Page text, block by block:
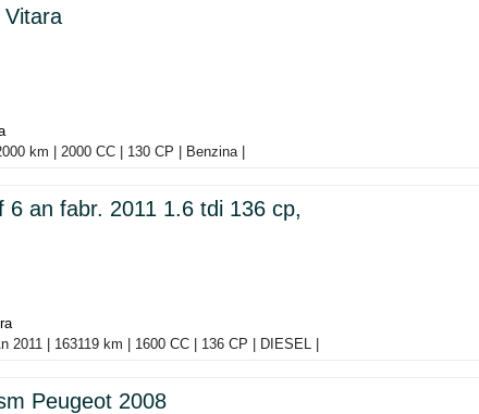
Vitara
km | 2000 CC | 130 CP | Benzina |
6 an fabr. 2011 1.6 tdi 136 cp,
2011 | 163119 km | 1600 CC | 136 CP | DIESEL |
Peugeot 2008